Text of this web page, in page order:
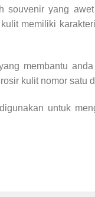
souvenir yang
memiliki
membantu
kulit nomor satu
untuk